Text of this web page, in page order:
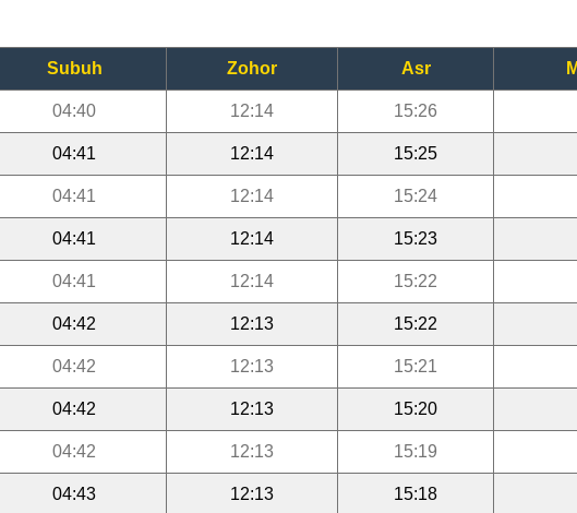
Subuh Zohor Asr
04:40 12:14 15:26
04:41 12:14 15:25
04:41 12:14 15:24
04:41 12:14 15:23
04:41 12:14 15:22
04:42 12:13 15:22
04:42 12:13 15:21
04:42 12:13 15:20
04:42 12:13 15:19
04:43 12:13 15:18